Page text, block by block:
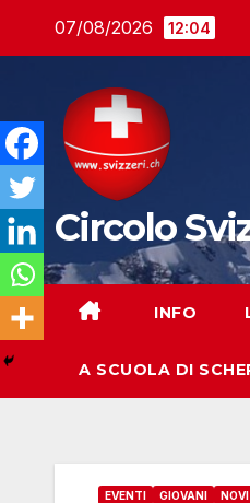
07/08/2026 12:04
Circolo
INFO
A SCUOLA DI
EVENTI GIOVANI